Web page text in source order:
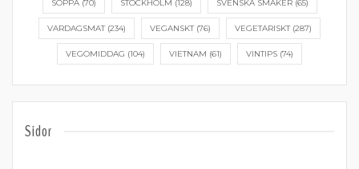
SOPPA(70) STOCKHOLM (128) SVENSKA SMAKER(65)
VARDAGSMAT(234) VEGANSKT(76) VEGETARISKT(287)
VEGOMIDDAG (104) VIETNAM (61) VINTIPS (74)
Sidor